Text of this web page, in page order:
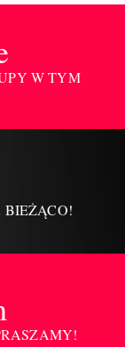
W TYM
BIEŻĄCO!